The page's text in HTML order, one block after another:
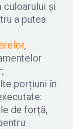
culoarului și
a putea
,
porțiuni în
de forță,